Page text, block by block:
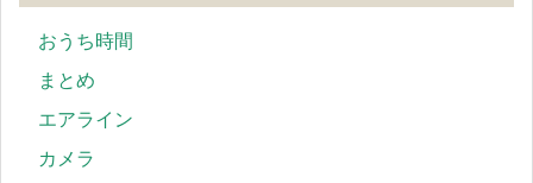
おうち時間
まとめ
エアライン
カメラ